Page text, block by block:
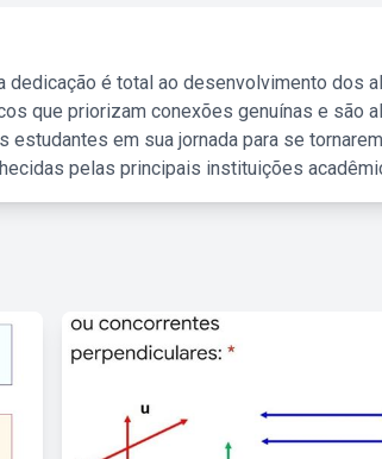
dedicação é total ao desenvolvimento dos
que priorizam conexões genuínas e são
estudantes em sua jornada para se
pelas principais instituições